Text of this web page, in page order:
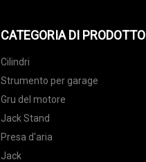
CATEGORIA DI PRODOTTO
Cilindri
Strumento per garage
Gru del motore
Jack Stand
Presa d'aria
Jack